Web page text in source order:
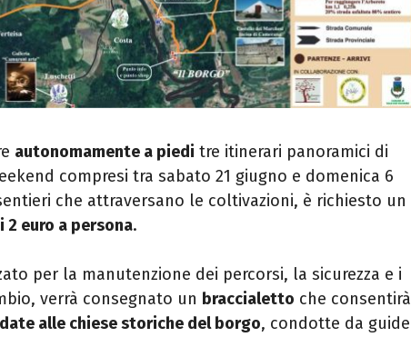
autonomamente a piedi tre itinerari panoramici di
compresi tra sabato 21 giugno e domenica 6
che attraversano le coltivazioni, è richiesto un
euro a persona.
per la manutenzione dei percorsi, la sicurezza e i
verrà consegnato un braccialetto che consentirà
alle chiese storiche del borgo, condotte da guide